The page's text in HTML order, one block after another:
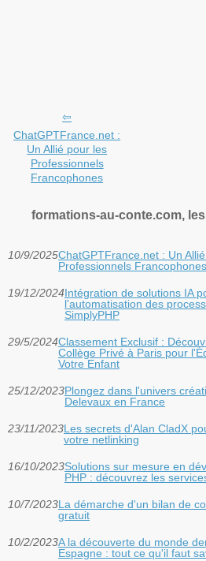
ChatGPTFrance.net :
Un Allié pour les
Professionnels
Francophones
formations-au-conte.com,
10/9/2025ChatGPTFrance.net : Un
Professionnels Francophones
19/12/2024Intégration de solutions IA
l'automatisation des
SimplyPHP
29/5/2024Classement Exclusif :
Collège Privé à Paris pour
Votre Enfant
25/12/2023Plongez dans l'univers
Delevaux en France
23/11/2023Les secrets d'Alan CladX
votre netlinking
16/10/2023Solutions sur mesure en
PHP : découvrez les
10/7/2023La démarche d'un bilan de
gratuit
10/2/2023A la découverte du monde
Espagne : tout ce qu'il faut